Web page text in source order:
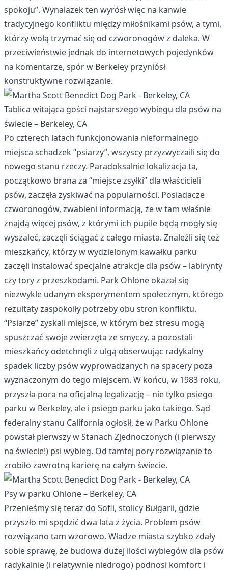
spokoju”. Wynalazek ten wyrósł więc na kanwie
tradycyjnego konfliktu między miłośnikami psów, a tymi,
którzy wolą trzymać się od czworonogów z daleka. W
przeciwieństwie jednak do internetowych pojedynków
na komentarze, spór w Berkeley przyniósł
konstruktywne rozwiązanie.
Tablica witająca gości najstarszego wybiegu dla psów na
świecie – Berkeley, CA
Po czterech latach funkcjonowania nieformalnego
miejsca schadzek “psiarzy”, wszyscy przyzwyczaili się do
nowego stanu rzeczy. Paradoksalnie lokalizacja ta,
początkowo brana za “miejsce zsyłki” dla właścicieli
psów, zaczęła zyskiwać na popularności. Posiadacze
czworonogów, zwabieni informacją, że w tam właśnie
znajdą więcej psów, z którymi ich pupile będą mogły się
wyszaleć, zaczęli ściągać z całego miasta. Znaleźli się też
mieszkańcy, którzy w wydzielonym kawałku parku
zaczęli instalować specjalne atrakcje dla psów – labirynty
czy tory z przeszkodami. Park Ohlone okazał się
niezwykle udanym eksperymentem społecznym, którego
rezultaty zaspokoiły potrzeby obu stron konfliktu.
“Psiarze” zyskali miejsce, w którym bez stresu mogą
spuszczać swoje zwierzęta ze smyczy, a pozostali
mieszkańcy odetchnęli z ulgą obserwując radykalny
spadek liczby psów wyprowadzanych na spacery poza
wyznaczonym do tego miejscem. W końcu, w 1983 roku,
przyszła pora na oficjalną legalizację – nie tylko psiego
parku w Berkeley, ale i psiego parku jako takiego. Sąd
federalny stanu California ogłosił, że w Parku Ohlone
powstał pierwszy w Stanach Zjednoczonych (i pierwszy
na świecie!) psi wybieg. Od tamtej pory rozwiązanie to
zrobiło zawrotną karierę na całym świecie.
Psy w parku Ohlone – Berkeley, CA
Przenieśmy się teraz do Sofii, stolicy Bułgarii, gdzie
przyszło mi spędzić dwa lata z życia. Problem psów
rozwiązano tam wzorowo. Władze miasta szybko zdały
sobie sprawę, że budowa dużej ilości wybiegów dla psów
radykalnie (i relatywnie niedrogo) podnosi komfort i